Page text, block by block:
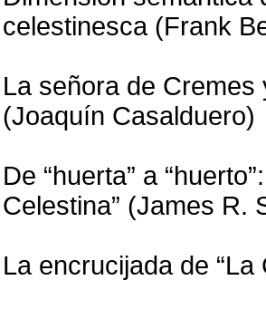
celestinesca (Frank
La señora de
(Joaquín Casalduero)
De “huerta” a
Celestina” (James R.
La encrucijada de